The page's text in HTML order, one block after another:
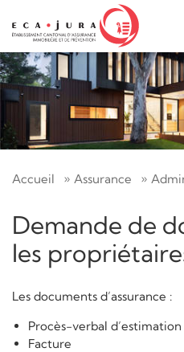
Accueil Assurance
Demande de
les
Les documents d’assurance :
Procès-verbal d’estimation
Facture